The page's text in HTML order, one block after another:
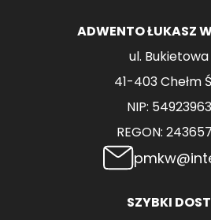
ADWENTO ŁUKASZ
ul. Bukietowa
41-403 Chełm
NIP:
REGON:
SZYBKI